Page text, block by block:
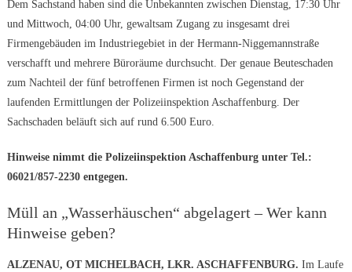
Dem Sachstand haben sind die Unbekannten zwischen Dienstag, 17:30 Uhr
und Mittwoch, 04:00 Uhr, gewaltsam Zugang zu insgesamt drei
Firmengebäuden im Industriegebiet in der Hermann-Niggemannstraße
verschafft und mehrere Büroräume durchsucht. Der genaue Beuteschaden
zum Nachteil der fünf betroffenen Firmen ist noch Gegenstand der
laufenden Ermittlungen der Polizeiinspektion Aschaffenburg. Der
Sachschaden beläuft sich auf rund 6.500 Euro.
Hinweise nimmt die Polizeiinspektion Aschaffenburg unter Tel.:
06021/857-2230 entgegen.
Müll an „Wasserhäuschen“ abgelagert – Wer kann
Hinweise geben?
ALZENAU, OT MICHELBACH, LKR. ASCHAFFENBURG. Im Laufe